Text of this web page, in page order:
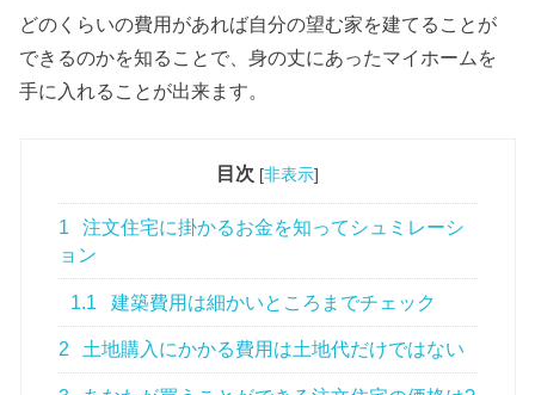
どのくらいの費用があれば自分の望む家を建てることが
できるのかを知ることで、身の丈にあったマイホームを
手に入れることが出来ます。
目次 [非表示]
1
注文住宅に掛かるお金を知ってシュミレーシ
ョン
1.1 建築費用は細かいところまでチェック
2 土地購入にかかる費用は土地代だけではない